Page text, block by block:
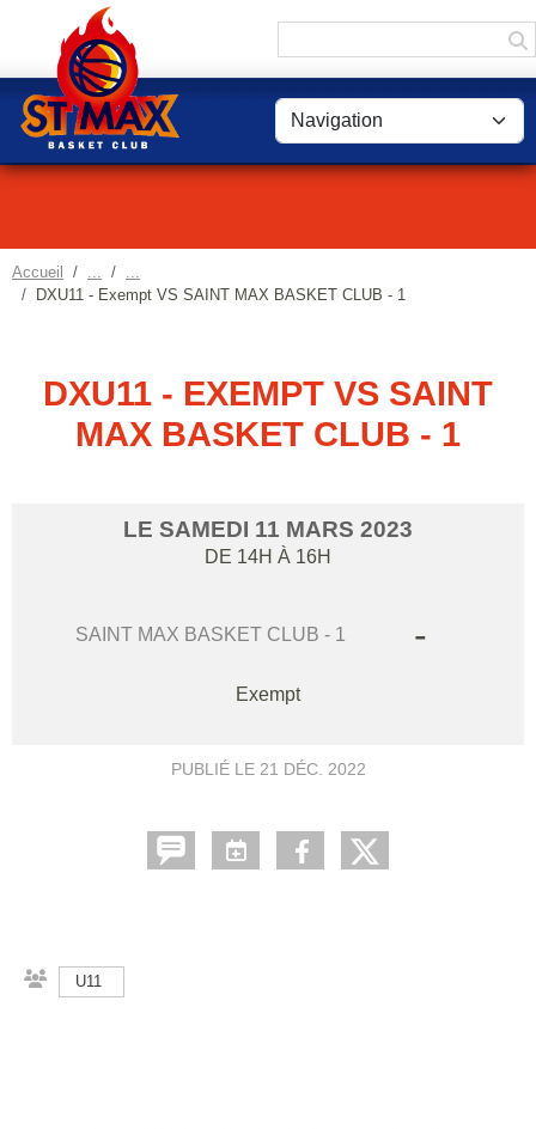
Accueil
DXU11 - Exempt VS SAINT MAX BASKET CLUB - 1
DXU11 - EXEMPT VS SAINT
MAX BASKET CLUB - 1
LE SAMEDI 11 MARS 2023
DE 14H À 16H
SAINT MAX BASKET CLUB - 1 -
Exempt
PUBLIÉ LE 21 DÉC. 2022
U11
Panneau de gestion des cookies